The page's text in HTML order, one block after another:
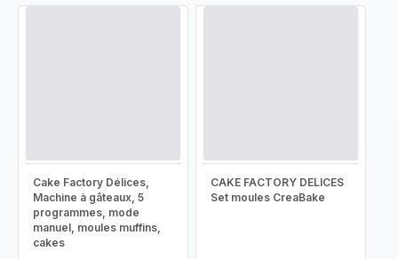
Cake Factory Délices,
Machine à gâteaux, 5
programmes, mode
manuel, moules muffins,
cakes
CAKE FACTORY DELICES
Set moules CreaBake